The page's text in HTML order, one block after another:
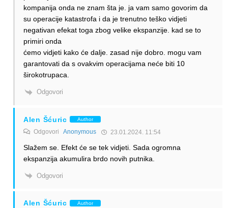
kompanija onda ne znam šta je. ja vam samo govorim da
su operacije katastrofa i da je trenutno teško vidjeti
negativan efekat toga zbog velike ekspanzije. kad se to
primiri onda
ćemo vidjeti kako će dalje. zasad nije dobro. mogu vam
garantovati da s ovakvim operacijama neće biti 10
širokotrupaca.
Odgovori
Alen Šćuric Author
Odgovori Anonymous 23.01.2024. 11:54
Slažem se. Efekt će se tek vidjeti. Sada ogromna
ekspanzija akumulira brdo novih putnika.
Odgovori
Alen Šćuric Author